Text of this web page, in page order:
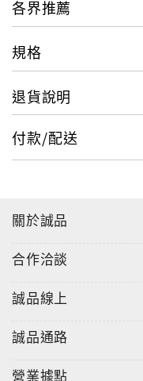
作者簡介
1965年出生於密西根
曾任《紐約客》編輯。
以及 Pantheon
她的詩皆在《紐約客
各界推薦
規格
退貨說明
付款/配送
關於誠品
合作洽談
誠品線上
誠品通路
營業據點